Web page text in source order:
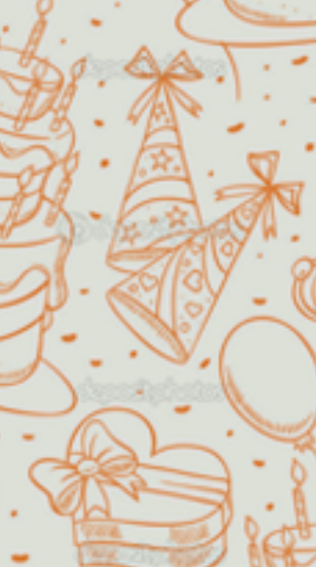
foi fundado em 1999 com o
propósito de oferecer diversão e
satisfação, fazendo com que a festa
dos sonhos de pais e filhos pudesse
se tornar uma realidade.
Além de festas infantis, a nossa
estrutura permite também a
realização de festas de aniversário
de "crescidinhos", assim como
formaturas de escolas, chá de
bebê, batizados, dentre outros.
Será um prazer receber a sua visita
e poder dividir um momento especial
com você!!
Decorações